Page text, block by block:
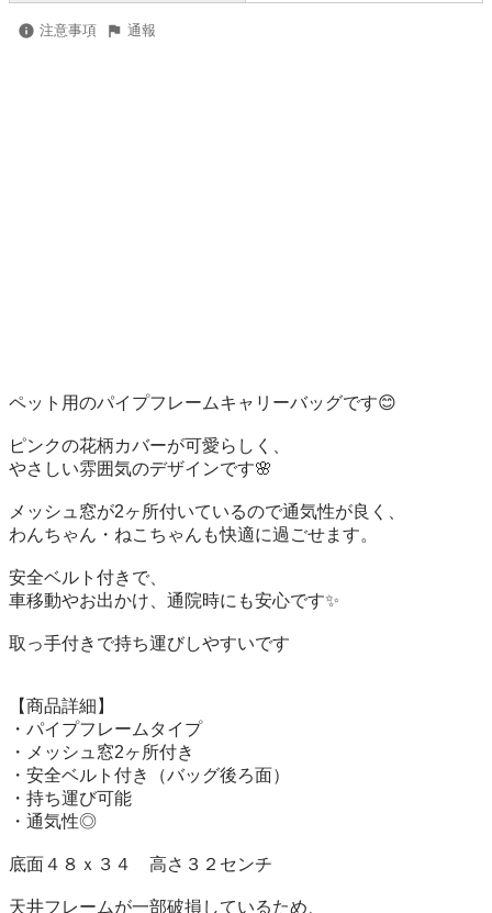
注意事項 通報
ペット用のパイプフレームキャリーバッグです😊
ピンクの花柄カバーが可愛らしく、
やさしい雰囲気のデザインです🌸
メッシュ窓が2ヶ所付いているので通気性が良く、
わんちゃん・ねこちゃんも快適に過ごせます。
安全ベルト付きで、
車移動やお出かけ、通院時にも安心です✨
取っ手付きで持ち運びしやすいです
【商品詳細】
・パイプフレームタイプ
・メッシュ窓2ヶ所付き
・安全ベルト付き（バッグ後ろ面）
・持ち運び可能
・通気性◎
底面４８ｘ３４　高さ３２センチ
天井フレームが一部破損しているため、